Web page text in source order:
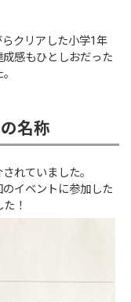
クリアした小学1年
感もひとしおだった
名称
れていました。
イベントに参加した
！